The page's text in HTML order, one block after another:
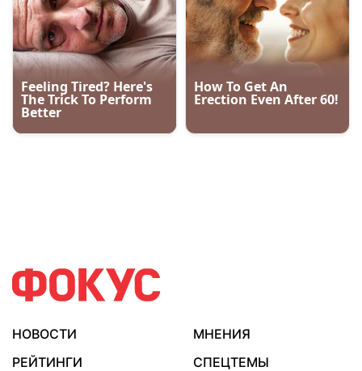
НОВОСТИ
МНЕНИЯ
РЕЙТИНГИ
СПЕЦТЕМЫ